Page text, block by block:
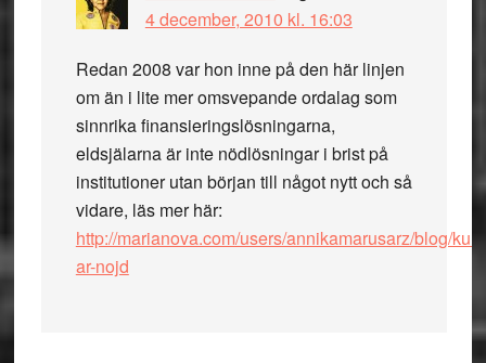
4 december, 2010 kl. 16:03
Redan 2008 var hon inne på den här linjen
om än i lite mer omsvepande ordalag som
sinnrika finansieringslösningarna,
eldsjälarna är inte nödlösningar i brist på
institutioner utan början till något nytt och så
vidare, läs mer här:
http://marianova.com/users/annikamarusarz/blog/
ar-nojd